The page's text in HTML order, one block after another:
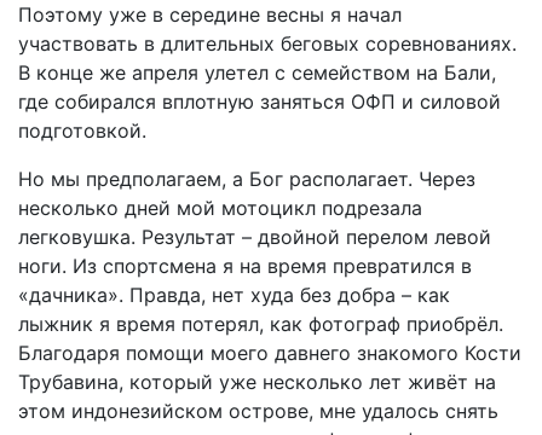
Поэтому уже в середине весны я начал
участвовать в длительных беговых соревнованиях.
В конце же апреля улетел с семейством на Бали,
где собирался вплотную заняться ОФП и силовой
подготовкой.
Но мы предполагаем, а Бог располагает. Через
несколько дней мой мотоцикл подрезала
легковушка. Результат – двойной перелом левой
ноги. Из спортсмена я на время превратился в
«дачника». Правда, нет худа без добра – как
лыжник я время потерял, как фотограф приобрёл.
Благодаря помощи моего давнего знакомого Кости
Трубавина, который уже несколько лет живёт на
этом индонезийском острове, мне удалось снять